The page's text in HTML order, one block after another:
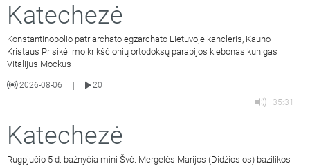
Katechezė
Konstantinopolio patriarchato egzarchato Lietuvoje kancleris, Kauno
Kristaus Prisikėlimo krikščionių ortodoksų parapijos klebonas kunigas
Vitalijus Mockus
2026-08-06 |
20
35:31
Katechezė
Rugpjūčio 5 d. bažnyčia mini Švč. Mergelės Marijos (Didžiosios) bazilikos